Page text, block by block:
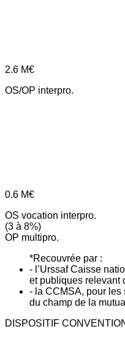
2.6 M€
OS/OP interpro.
0.6 M€
OS vocation interpro.
(3 à 8%)
OP multipro.
*Recouvrée par :
- l’Urssaf Caisse
et publiques relevant
- la CCMSA, pour
du champ de la
DISPOSITIF